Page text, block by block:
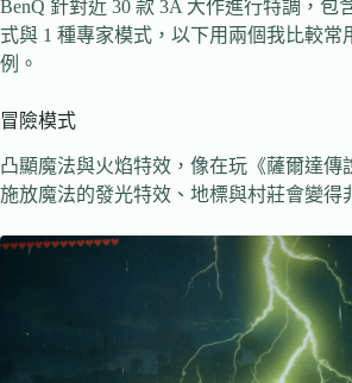
BenQ 針對近 30 款 3A 大作進行特調，包
式與 1 種專家模式，以下用兩個我比較常
例。
冒險模式
凸顯魔法與火焰特效，像在玩《薩爾達傳
施放魔法的發光特效、地標與村莊會變得